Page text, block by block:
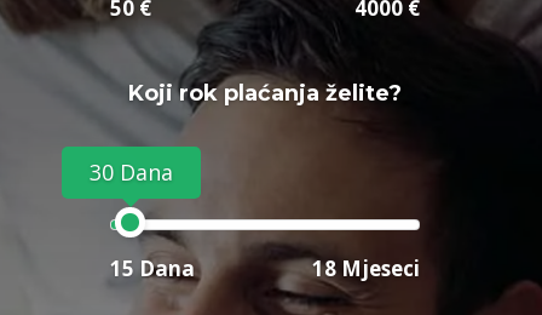
50 € 4000 €
Koji rok plaćanja želite?
30 Dana
15 Dana 18 Mjeseci